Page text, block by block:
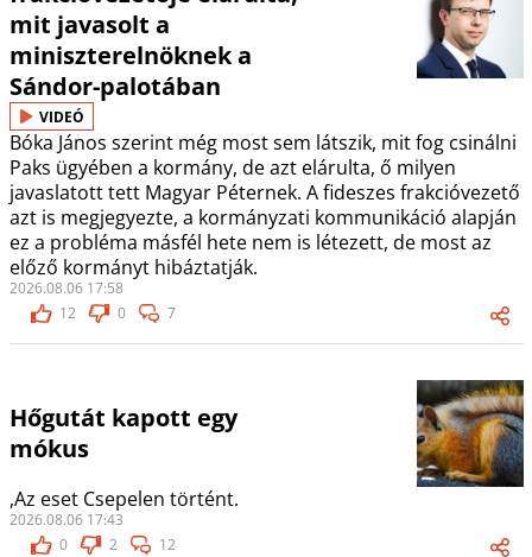
mit javasolt a
miniszterelnöknek a
Sándor-palotában
VIDEÓ
Bóka János szerint még most sem látszik, mit fog csinálni
Paks ügyében a kormány, de azt elárulta, ő milyen
javaslatott tett Magyar Péternek. A fideszes frakcióvezető
azt is megjegyezte, a kormányzati kommunikáció alapján
ez a probléma másfél hete nem is létezett, de most az
előző kormányt hibáztatják.
2026.08.06 17:58
12
0 7
Hőgutát kapott egy
mókus
,Az eset Csepelen történt.
2026.08.06 17:43
0
2 12